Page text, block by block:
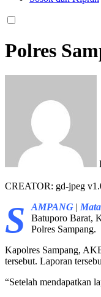
Polres
CREATOR: gd-jpeg
S AMPANG |
Batuporo Barat,
Polres Sampang.
Kapolres Sampang,
tersebut. Laporan
“Setelah mendapatkan